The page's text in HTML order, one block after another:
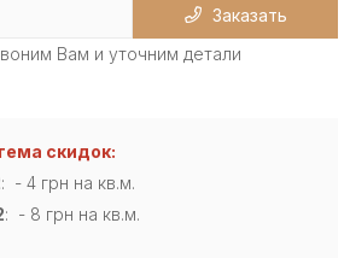
Заказать
Вам и уточним детали
скидок:
: - 4 грн на кв.м.
: - 8 грн на кв.м.